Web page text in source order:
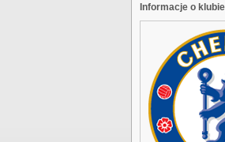
Informacje o klubie